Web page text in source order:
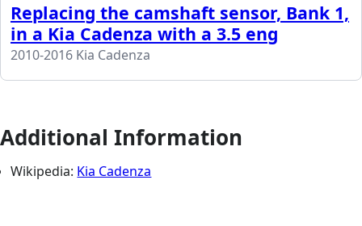
Replacing the camshaft sensor, Bank 1,
in a Kia Cadenza with a 3.5 eng
2010-2016 Kia Cadenza
Additional Information
Wikipedia: Kia Cadenza